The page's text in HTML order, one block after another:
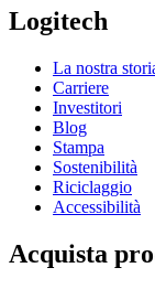
Logitech
La nostra
Carriere
Investitori
Blog
Stampa
Sostenibilità
Riciclaggio
Accessibilità
Acquista